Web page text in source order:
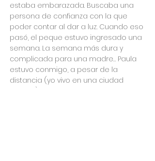
estaba embarazada. Buscaba una
persona de confianza con la que
poder contar al dar a luz. Cuando eso
pasó, el peque estuvo ingresado una
semana. La semana más dura y
complicada para una madre… Paula
estuvo conmigo, a pesar de la
distancia (yo vivo en una ciudad